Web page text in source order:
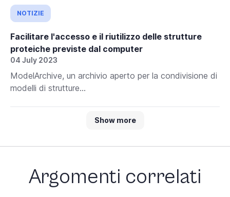
NOTIZIE
Facilitare l'accesso e il riutilizzo delle strutture
proteiche previste dal computer
04 July 2023
ModelArchive, un archivio aperto per la condivisione di
modelli di strutture...
Show more
Argomenti correlati